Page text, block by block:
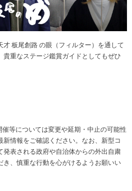
板尾創路 の眼（フィルター）を通して
重なステージ鑑賞ガイドとしてもぜひ
等については変更や延期・中止の可能性
情報をご確認ください。なお、新型コ
発表される政府や自治体からの外出自粛
、慎重な行動を心がけるようお願いい